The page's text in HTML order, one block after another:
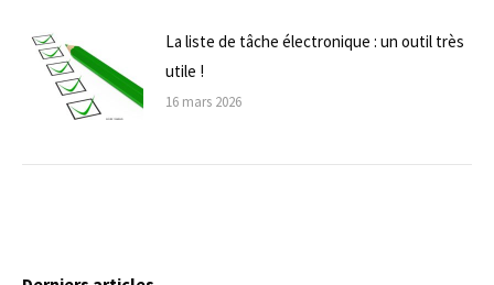
La liste de tâche électronique : un outil très
utile !
16 mars 2026